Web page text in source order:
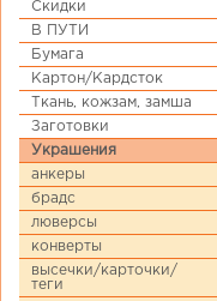
Скидки
В ПУТИ
Бумага
Картон/Кардсток
Ткань, кожзам, замша
Заготовки
Украшения
анкеры
брадс
люверсы
конверты
высечки/карточки/
теги